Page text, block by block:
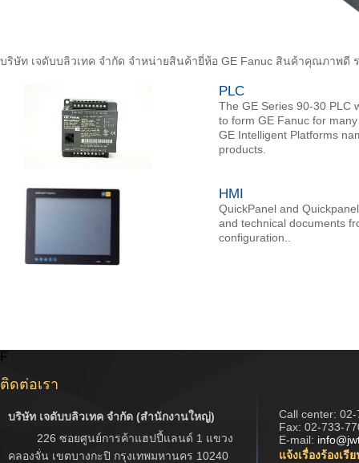
บริษัท เจดับบลิวเทค จำกัด จำหน่ายสินค้ายี่ห้อ GE Fanuc สินค้าคุณภาพดี
PLC
The GE Series 90-30 PLC
to form GE Fanuc for
GE Intelligent Platforms
products.
HMI
QuickPanel and
and technical documents
configuration..
F
ติดต่อเรา
บริษัท เจดับบลิวเทค จำกัด (สำนักงานใหญ่)
226 ซอยศูนย์การค้าแฮปปี้แลนด์ 1 แขวง
คลองจั่น เขตบางกะปิ กรุงเทพมหานคร 10240
Call center: 02-
Fax: 02-733-
E-mail:
แจ้งเรื่องร้องเรี